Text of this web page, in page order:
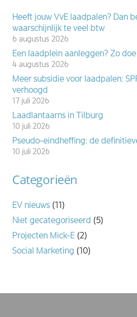
Heeft jouw VvE laadpalen? Dan
waarschijnlijk te veel btw
6 augustus 2026
Een laadplein aanleggen? Zo
4 augustus 2026
Meer subsidie voor laadpalen:
verhoogd
17 juli 2026
Laadlantaarns in Tilburg
10 juli 2026
Pseudo-eindheffing: de
10 juli 2026
Categorieën
EV nieuws (11)
Niet gecategoriseerd (5)
Projecten Mick-E (2)
Social Marketing (10)